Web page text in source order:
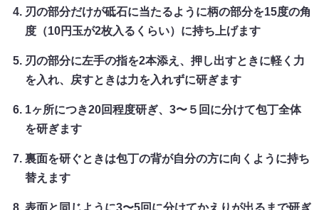
刃の部分だけが砥石に当たるように柄の部分を15度の角
度（10円玉が2枚入るくらい）に持ち上げます
刃の部分に左手の指を2本添え、押し出すときに軽く力
を入れ、戻すときは力を入れずに研ぎます
1ヶ所につき20回程度研ぎ、3〜５回に分けて包丁全体
を研ぎます
裏面を研ぐときは包丁の背が自分の方に向くように持ち
替えます
表面と同じように3〜5回に分けてかえりが出るまで研ぎ